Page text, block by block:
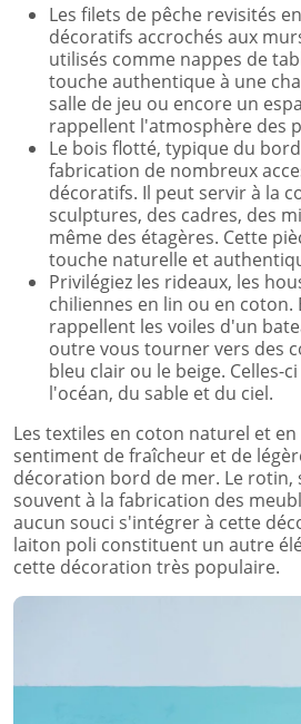
Les filets de pêche revisités
décoratifs accrochés aux
utilisés comme nappes de
touche authentique à une
salle de jeu ou encore un
rappellent l'atmosphère des
Le bois flotté, typique du
fabrication de nombreux
décoratifs. Il peut servir à la
sculptures, des cadres, des
même des étagères. Cette
touche naturelle et
Privilégiez les rideaux, les
chiliennes en lin ou en coton.
rappellent les voiles d'un
outre vous tourner vers des
bleu clair ou le beige. Celles-
l'océan, du sable et du ciel.
Les textiles en coton naturel et
sentiment de fraîcheur et de
décoration bord de mer. Le rotin,
souvent à la fabrication des
aucun souci s'intégrer à cette
laiton poli constituent un autre
cette décoration très populaire.